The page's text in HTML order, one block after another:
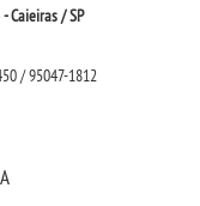
Caieiras / SP
/ 95047-1812